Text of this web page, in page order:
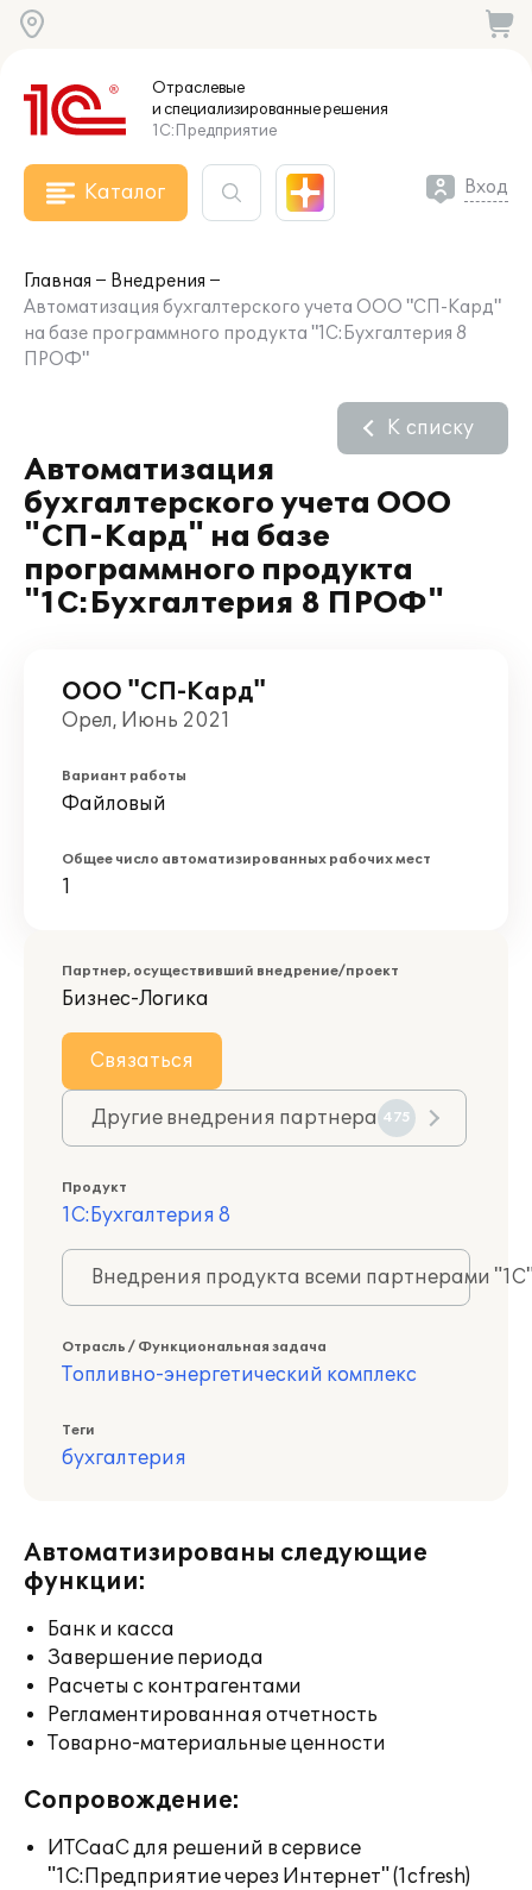
Отраслевые
и специализированныерешения
1С:Предприятие
Каталог Вход
Главная
Внедрения
Автоматизация бухгалтерского учета ООО "СП-Кард"
на базе программного продукта "1С:Бухгалтерия 8
ПРОФ"
Автоматизация
бухгалтерского учета ООО
"СП-Кард" на базе
программного продукта
"1С:Бухгалтерия 8 ПРОФ"
К списку
ООО "СП-Кард"
Орел, Июнь 2021
Вариант работы
Файловый
Общее число автоматизированных рабочих мест
1
Партнер, осуществивший внедрение/проект
Бизнес-Логика
Связаться
Другие внедрения партнера 475
Продукт
1С:Бухгалтерия 8
Внедрения продукта всеми партнерами
Отрасль / Функциональная задача
Топливно-энергетический комплекс
Теги
бухгалтерия
Автоматизированы следующие
функции:
Банк и касса
Завершение периода
Расчеты с контрагентами
Регламентированная отчетность
Товарно-материальные ценности
Сопровождение:
ИТСааС для решений в сервисе
"1С:Предприятие через Интернет" (1cfresh)